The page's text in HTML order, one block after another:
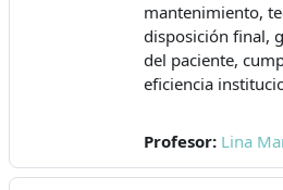
mantenimiento,
disposición final,
del paciente,
eficiencia
Profesor: Lina